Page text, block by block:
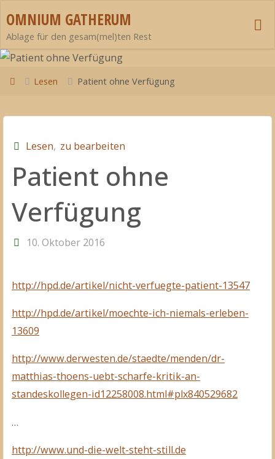
Inhalt
springen
OMNIUM GATHERUM
Ablage für den gesam(mel)ten Rest
StartLesen Patient ohne Verfügung
Lesen, zu bearbeiten
Patient ohne
Verfügung
10. Oktober 2016
http://hpd.de/artikel/nicht-verfuegte-patient-13547
http://hpd.de/artikel/moechte-ich-niemals-erleben-
13609
http://www.derwesten.de/staedte/menden/dr-
matthias-thoens-uebt-scharfe-kritik-an-
standeskollegen-id12258008.html#plx840529682
…
http://www.und-die-welt-steht-still.de